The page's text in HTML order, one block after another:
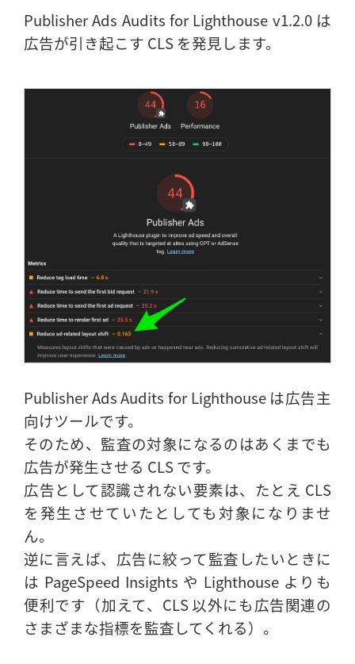
Publisher Ads Audits for Lighthouse v1.2.0 は
広告が引き起こす CLS を発見します。
Publisher Ads Audits for Lighthouse は広告主
向けツールです。
そのため、監査の対象になるのはあくまでも
広告が発生させる CLS です。
広告として認識されない要素は、たとえ CLS
を発生させていたとしても対象になりませ
ん。
逆に言えば、広告に絞って監査したいときに
は PageSpeed Insights や Lighthouse よりも
便利です（加えて、CLS 以外にも広告関連の
さまざまな指標を監査してくれる）。